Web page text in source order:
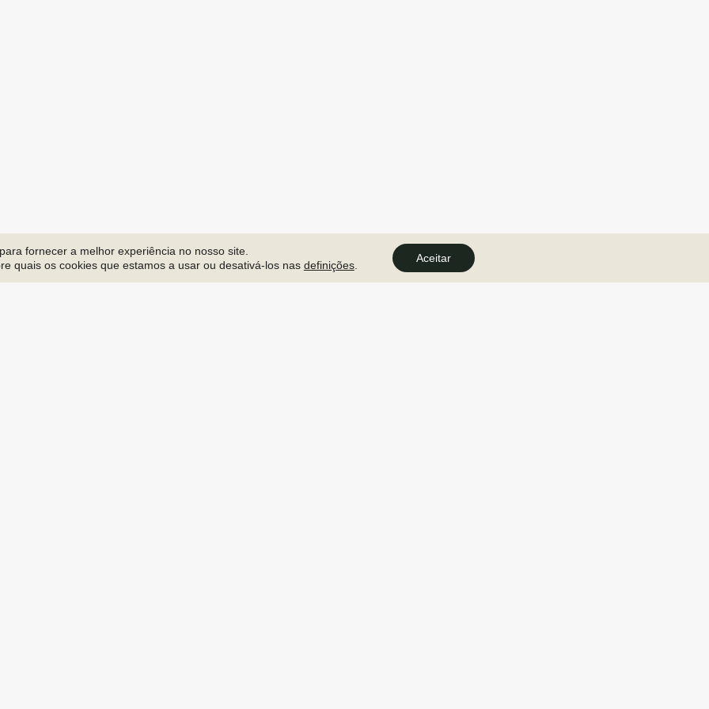
fornecer a melhor experiência no nosso site.
quais os cookies que estamos a usar ou desativá-los nas definições.
Aceitar